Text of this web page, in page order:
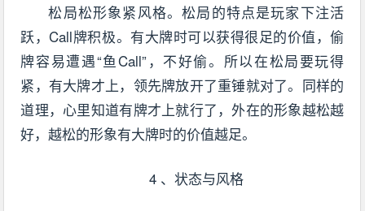
松局松形象紧风格。松局的特点是玩家下注活
跃，Call牌积极。有大牌时可以获得很足的价值，偷
牌容易遭遇“鱼Call”，不好偷。所以在松局要玩得
紧，有大牌才上，领先牌放开了重锤就对了。同样的
道理，心里知道有牌才上就行了，外在的形象越松越
好，越松的形象有大牌时的价值越足。
4 、状态与风格